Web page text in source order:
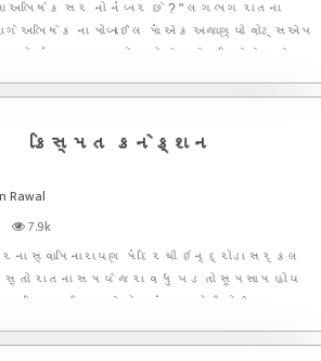
અભિષેક સર નો નંબર છે ? " લગભગ રાતના
અભિષેક ના મોબાઈલ માં એક અજાણ્યો વોટ્સએપ
નંબર અજાણ્યો હતો એટલે અભિષેકે સામે
દીક્ષિત પાસેથી મળ્યો છે. " " પ્રિય દીક
કિસ્મત કનેક્શન
Rawal
7.9k
સ્વામિનારાયણ મંદિરથી ઇન્દ્રોડા સર્કલ
રાતના સમયે જરા વધુ પડતો સૂમસામ હોય
શિયાળાની રાત્રે તો ત્યાં માણસોની કોઈ
શાંતિ આ રોડ ઉપર પથરાયેલી હોય છે. આવા